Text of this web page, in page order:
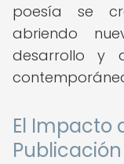
poesía se
abriendo
desarrollo y
El Impacto